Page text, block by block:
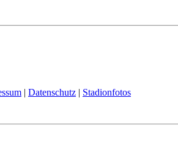
| Datenschutz | Stadionfotos